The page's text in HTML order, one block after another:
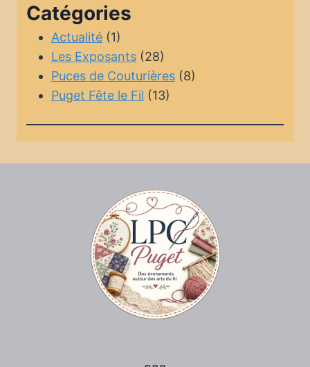
Catégories
Actualité (1)
Les Exposants (28)
Puces de Couturières (8)
Puget Fête le Fil (13)